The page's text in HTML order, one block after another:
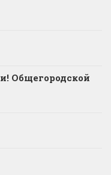
Общегородской